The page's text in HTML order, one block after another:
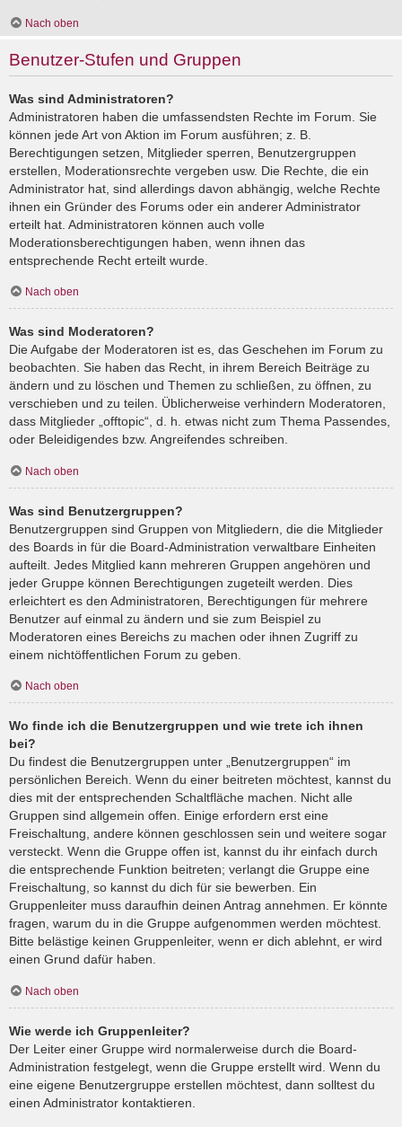
Nach oben
Benutzer-Stufen und Gruppen
Was sind Administratoren?
Administratoren haben die umfassendsten Rechte im Forum. Sie
können jede Art von Aktion im Forum ausführen; z. B.
Berechtigungen setzen, Mitglieder sperren, Benutzergruppen
erstellen, Moderationsrechte vergeben usw. Die Rechte, die ein
Administrator hat, sind allerdings davon abhängig, welche Rechte
ihnen ein Gründer des Forums oder ein anderer Administrator
erteilt hat. Administratoren können auch volle
Moderationsberechtigungen haben, wenn ihnen das
entsprechende Recht erteilt wurde.
Nach oben
Was sind Moderatoren?
Die Aufgabe der Moderatoren ist es, das Geschehen im Forum zu
beobachten. Sie haben das Recht, in ihrem Bereich Beiträge zu
ändern und zu löschen und Themen zu schließen, zu öffnen, zu
verschieben und zu teilen. Üblicherweise verhindern Moderatoren,
dass Mitglieder „offtopic“, d. h. etwas nicht zum Thema Passendes,
oder Beleidigendes bzw. Angreifendes schreiben.
Nach oben
Was sind Benutzergruppen?
Benutzergruppen sind Gruppen von Mitgliedern, die die Mitglieder
des Boards in für die Board-Administration verwaltbare Einheiten
aufteilt. Jedes Mitglied kann mehreren Gruppen angehören und
jeder Gruppe können Berechtigungen zugeteilt werden. Dies
erleichtert es den Administratoren, Berechtigungen für mehrere
Benutzer auf einmal zu ändern und sie zum Beispiel zu
Moderatoren eines Bereichs zu machen oder ihnen Zugriff zu
einem nichtöffentlichen Forum zu geben.
Nach oben
Wo finde ich die Benutzergruppen und wie trete ich ihnen
bei?
Du findest die Benutzergruppen unter „Benutzergruppen“ im
persönlichen Bereich. Wenn du einer beitreten möchtest, kannst du
dies mit der entsprechenden Schaltfläche machen. Nicht alle
Gruppen sind allgemein offen. Einige erfordern erst eine
Freischaltung, andere können geschlossen sein und weitere sogar
versteckt. Wenn die Gruppe offen ist, kannst du ihr einfach durch
die entsprechende Funktion beitreten; verlangt die Gruppe eine
Freischaltung, so kannst du dich für sie bewerben. Ein
Gruppenleiter muss daraufhin deinen Antrag annehmen. Er könnte
fragen, warum du in die Gruppe aufgenommen werden möchtest.
Bitte belästige keinen Gruppenleiter, wenn er dich ablehnt, er wird
einen Grund dafür haben.
Nach oben
Wie werde ich Gruppenleiter?
Der Leiter einer Gruppe wird normalerweise durch die Board-
Administration festgelegt, wenn die Gruppe erstellt wird. Wenn du
eine eigene Benutzergruppe erstellen möchtest, dann solltest du
einen Administrator kontaktieren.